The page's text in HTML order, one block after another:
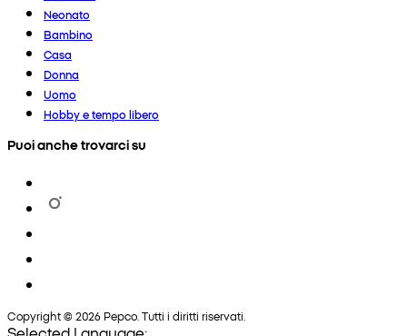
Neonato
Bambino
Casa
Donna
Uomo
Hobby e tempo libero
Puoi anche trovarci su
Copyright © 2026 Pepco. Tutti i diritti riservati.